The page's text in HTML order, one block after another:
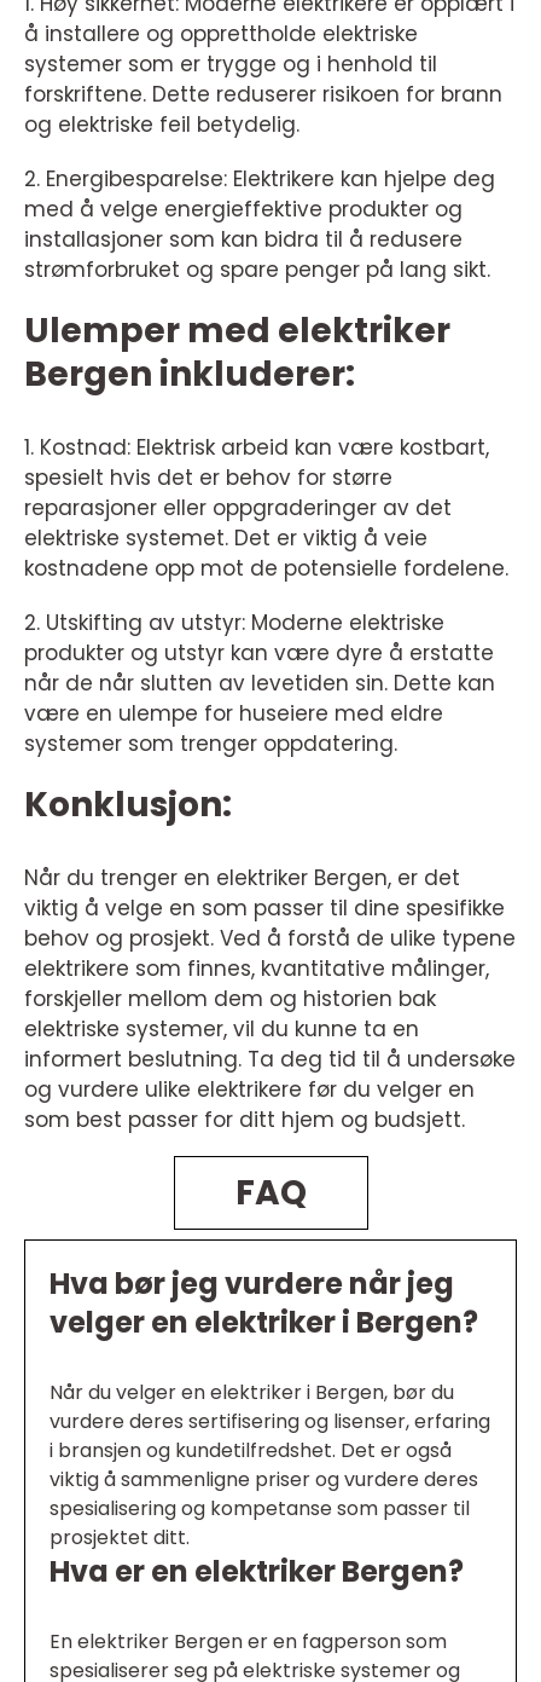
å installere og opprettholde elektriske
systemer som er trygge og i henhold til
forskriftene. Dette reduserer risikoen for brann
og elektriske feil betydelig.
2. Energibesparelse: Elektrikere kan hjelpe deg
med å velge energieffektive produkter og
installasjoner som kan bidra til å redusere
strømforbruket og spare penger på lang sikt.
Ulemper med elektriker
Bergen inkluderer:
1. Kostnad: Elektrisk arbeid kan være kostbart,
spesielt hvis det er behov for større
reparasjoner eller oppgraderinger av det
elektriske systemet. Det er viktig å veie
kostnadene opp mot de potensielle fordelene.
2. Utskifting av utstyr: Moderne elektriske
produkter og utstyr kan være dyre å erstatte
når de når slutten av levetiden sin. Dette kan
være en ulempe for huseiere med eldre
systemer som trenger oppdatering.
Konklusjon:
Når du trenger en elektriker Bergen, er det
viktig å velge en som passer til dine spesifikke
behov og prosjekt. Ved å forstå de ulike typene
elektrikere som finnes, kvantitative målinger,
forskjeller mellom dem og historien bak
elektriske systemer, vil du kunne ta en
informert beslutning. Ta deg tid til å undersøke
og vurdere ulike elektrikere før du velger en
som best passer for ditt hjem og budsjett.
FAQ
Hva bør jeg vurdere når jeg
velger en elektriker i Bergen?
Når du velger en elektriker i Bergen, bør du
vurdere deres sertifisering og lisenser, erfaring
i bransjen og kundetilfredshet. Det er også
viktig å sammenligne priser og vurdere deres
spesialisering og kompetanse som passer til
prosjektet ditt.
Hva er en elektriker Bergen?
En elektriker Bergen er en fagperson som
spesialiserer seg på elektriske systemer og